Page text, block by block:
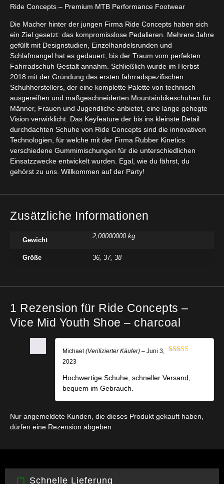
Ride Concepts – Premium MTB Performance Footwear
Die Macher hinter der jungen Firma Ride Concepts haben sich
ein Ziel gesetzt: das kompromisslose Pedalieren. Mehrere Jahre
gefüllt mit Designstudien, Einzelhandelsrunden und
Schlafmangel hat es gedauert, bis der Traum vom perfekten
Fahrradschuh Gestalt annahm. Schließlich wurde im Herbst
2018 mit der Gründung des ersten fahrradspezifischen
Schuhherstellers, der eine komplette Palette von technisch
ausgereiften und maßgeschneiderten Mountainbikeschuhen für
Männer, Frauen und Jugendliche anbietet, eine lange gehegte
Vision verwirklicht. Das Keyfeature der bis ins kleinste Detail
durchdachten Schuhe von Ride Concepts sind die innovativen
Technologien, für welche mit der Firma Rubber Kinetics
verschiedene Gummimischungen für die unterschiedlichen
Einsatzzwecke entwickelt wurden. Egal, wie du fährst, du
gehörst zu uns. Willkommen auf der Party!
Zusätzliche Informationen
Gewicht
2,00000000 kg
Größe 36 37, 38
1 Rezension für Ride Concepts –
Vice Mid Youth Shoe – charcoal
Michael (Verifizierter Käufer) – Juni 3,
2023
Hochwertige Schuhe, schneller Versand,
bequem im Gebrauch.
Nur angemeldete Kunden, die dieses Produkt gekauft haben,
dürfen eine Rezension abgeben.
Schnelle Lieferung